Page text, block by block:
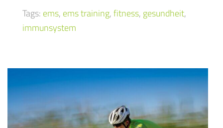
Tags: ems, ems training,fitness, gesundheit,
immunsystem